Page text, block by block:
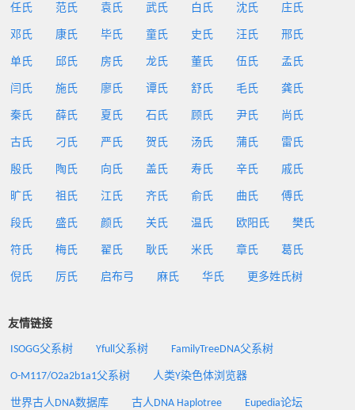
任氏 范氏 袁氏 武氏 白氏 沈氏 庄氏
邓氏 康氏 毕氏 童氏 史氏 汪氏 邢氏
单氏 邱氏 房氏 龙氏 董氏 伍氏 孟氏
闫氏 施氏 廖氏 谭氏 舒氏 毛氏 龚氏
秦氏 薛氏 夏氏 石氏 顾氏 尹氏 尚氏
古氏 刁氏 严氏 贺氏 汤氏 蒲氏 雷氏
殷氏 陶氏 向氏 盖氏 寿氏 辛氏 戚氏
旷氏 祖氏 江氏 齐氏 俞氏 曲氏 傅氏
段氏 盛氏 颜氏 关氏 温氏 欧阳氏 樊氏
符氏 梅氏 翟氏 耿氏 米氏 章氏 葛氏
倪氏 厉氏 启布弓 麻氏 华氏 更多姓氏树
友情链接
ISOGG父系树 Yfull父系树 FamilyTreeDNA父系树
O-M117/O2a2b1a1父系树 人类Y染色体浏览器
世界古人DNA数据库 古人DNA Haplotree Eupedia论坛